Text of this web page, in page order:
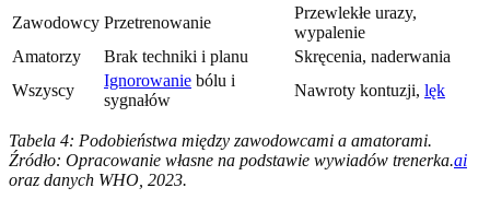
Zawodowcy Przetrenowanie
Przewlekłe urazy,
wypalenie
Amatorzy
Brak techniki i planu
Skręcenia, naderwania
Wszyscy
Ignorowanie bólu i
sygnałów
Nawroty kontuzji, lęk
Tabela 4: Podobieństwa między zawodowcami a amatorami.
Źródło: Opracowanie własne na podstawie wywiadów trenerka.ai
oraz danych WHO, 2023.